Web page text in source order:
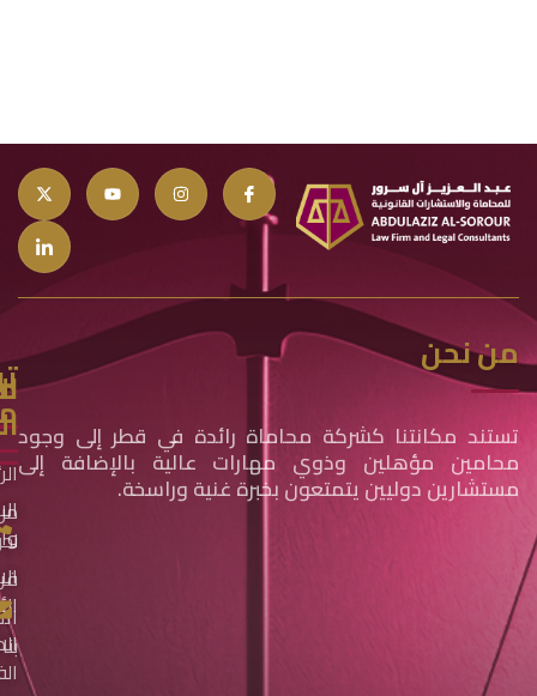
من نحن
تستند مكانتنا كشركة محاماة رائدة في قطر إلى وجود
محامين مؤهلين وذوي مهارات عالية بالإضافة إلى
مستشارين دوليين يتمتعون بخبرة غنية وراسخة.
بنا